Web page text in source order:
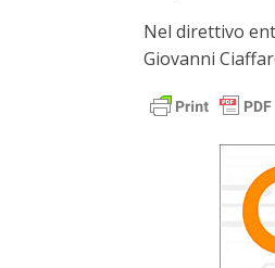
Nel direttivo
Giovanni